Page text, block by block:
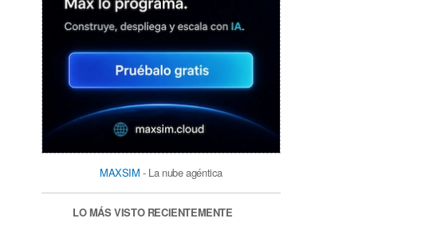
MAXSIM - La nube agéntica
LO MÁS VISTO RECIENTEMENTE